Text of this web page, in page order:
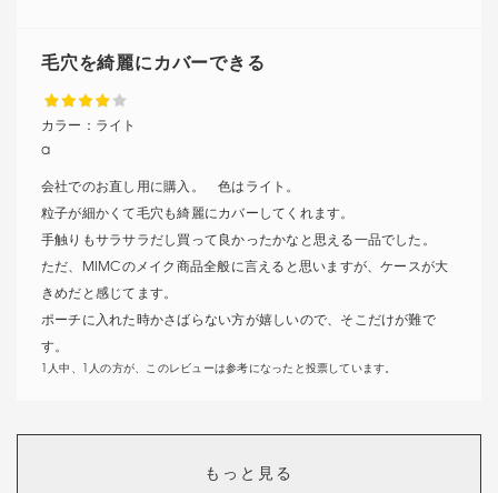
毛穴を綺麗にカバーできる
a
カラー： ライト
会社でのお直し用に購入。 色はライト。
粒子が細かくて毛穴も綺麗にカバーしてくれます。
手触りもサラサラだし買って良かったかなと思える一品でした。
ただ、MIMCのメイク商品全般に言えると思いますが、ケースが大
きめだと感じてます。
ポーチに入れた時かさばらない方が嬉しいので、そこだけが難で
す。
1人中、1人の方が、このレビューは参考になったと投票しています。
買って良かった
もっと見る